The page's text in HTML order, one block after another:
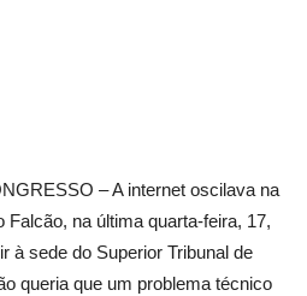
– A internet oscilava na
na última quarta-feira, 17,
à sede do Superior Tribunal de
queria que um problema técnico